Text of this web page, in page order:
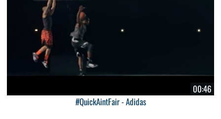
00:46
#QuickAintFair - Adidas